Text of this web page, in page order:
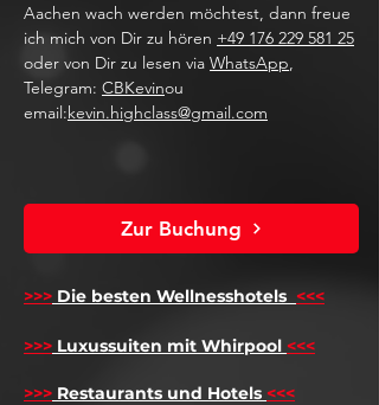
Aachen wach werden möchtest, dann freue
ich mich von Dir zu hören +49 176 229 581 25
oder von Dir zu lesen via WhatsApp,
Telegram: CBKevinou
email:kevin.highclass@gmail.com
Zur Buchung
>>> Die besten Wellnesshotels <<<
>>> Luxussuiten mit Whirpool <<<
>>> Restaurants und Hotels <<<